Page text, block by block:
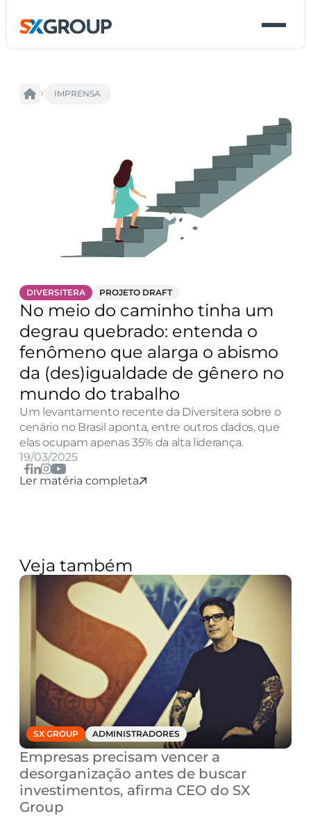
IMPRENSA
DIVERSITERA PROJETO DRAFT
No meio do caminho tinha um
degrau quebrado: entenda o
fenômeno que alarga o abismo
da (des)igualdade de gênero no
mundo do trabalho
Um levantamento recente da Diversitera sobre o
cenário no Brasil aponta, entre outros dados, que
elas ocupam apenas 35% da alta liderança.
19/03/2025
Ler matéria completa
Veja também
SX GROUP ADMINISTRADORES
Empresas precisam vencer a
desorganização antes de buscar
investimentos, afirma CEO do SX
Group